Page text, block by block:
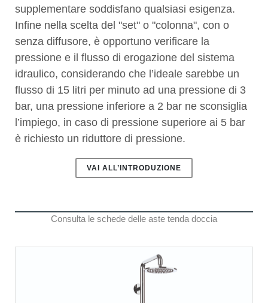
supplementare soddisfano qualsiasi esigenza.
Infine nella scelta del "set" o "colonna", con o
senza diffusore, è opportuno verificare la
pressione e il flusso di erogazione del sistema
idraulico, considerando che l’ideale sarebbe un
flusso di 15 litri per minuto ad una pressione di 3
bar, una pressione inferiore a 2 bar ne sconsiglia
l’impiego, in caso di pressione superiore ai 5 bar
è richiesto un riduttore di pressione.
VAI ALL’INTRODUZIONE
Consulta le schede delle aste tenda doccia